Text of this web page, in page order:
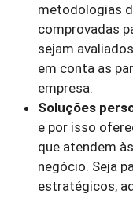
metodologias
comprovadas
sejam
em conta as
empresa.
Soluções
e por isso
que atendem
negócio. Seja
estratégicos,